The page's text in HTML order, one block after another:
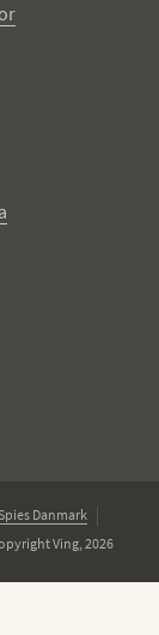
Danmark
Ving, 2026